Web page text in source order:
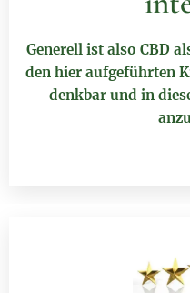
Generell ist also CBD
den hier aufgeführten
denkbar und in